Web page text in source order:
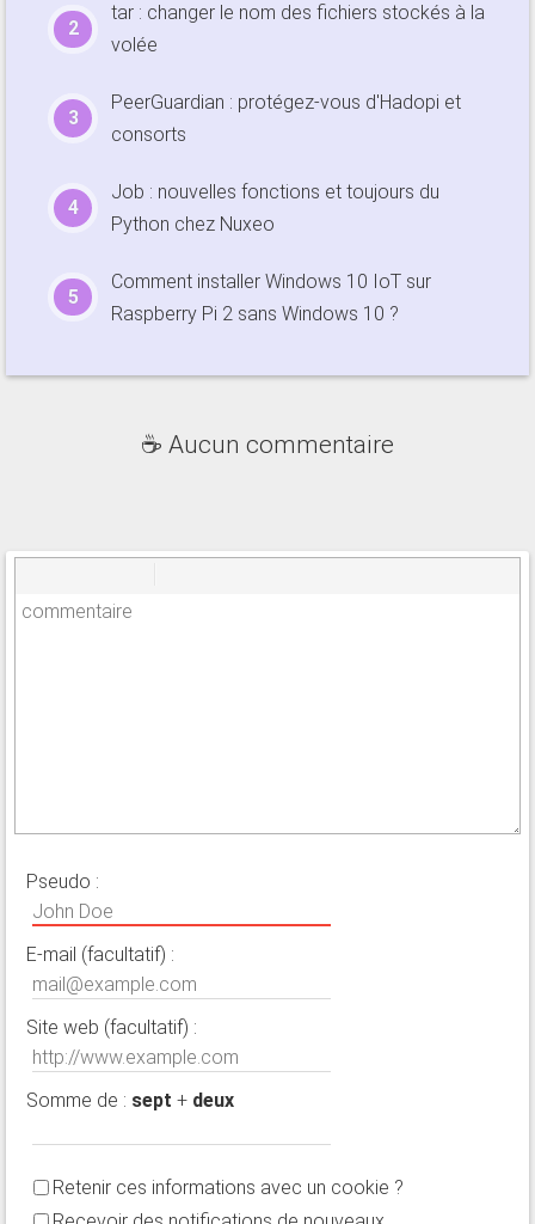
tar : changer le nom des fichiers stockés à la
volée
PeerGuardian : protégez-vous d'Hadopi et
consorts
Job : nouvelles fonctions et toujours du
Python chez Nuxeo
Comment installer Windows 10 IoT sur
Raspberry Pi 2 sans Windows 10 ?
☕ Aucun commentaire
Pseudo :
E-mail (facultatif) :
Site web (facultatif) :
Somme de : sept + deux
Retenir ces informations avec un cookie ?